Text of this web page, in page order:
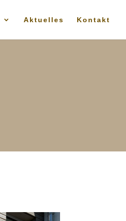
Aktuelles Kontakt